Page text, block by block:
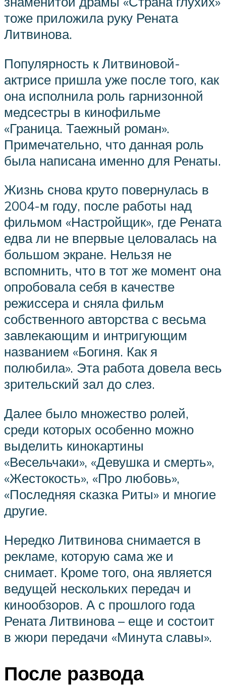
тоже приложила руку Рената
Литвинова.
Популярность к Литвиновой-
актрисе пришла уже после того, как
она исполнила роль гарнизонной
медсестры в кинофильме
«Граница. Таежный роман».
Примечательно, что данная роль
была написана именно для Ренаты.
Жизнь снова круто повернулась в
2004-м году, после работы над
фильмом «Настройщик», где Рената
едва ли не впервые целовалась на
большом экране. Нельзя не
вспомнить, что в тот же момент она
опробовала себя в качестве
режиссера и сняла фильм
собственного авторства с весьма
завлекающим и интригующим
названием «Богиня. Как я
полюбила». Эта работа довела весь
зрительский зал до слез.
Далее было множество ролей,
среди которых особенно можно
выделить кинокартины
«Весельчаки», «Девушка и смерть»,
«Жестокость», «Про любовь»,
«Последняя сказка Риты» и многие
другие.
Нередко Литвинова снимается в
рекламе, которую сама же и
снимает. Кроме того, она является
ведущей нескольких передач и
кинообзоров. А с прошлого года
Рената Литвинова – еще и состоит
в жюри передачи «Минута славы».
После развода